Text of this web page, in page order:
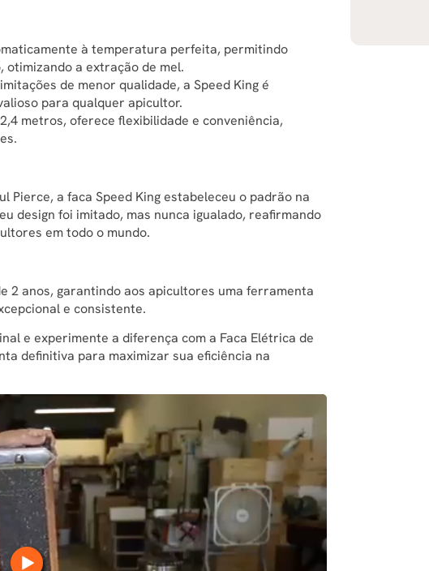
à temperatura perfeita, permitindo
a extração de mel.
de menor qualidade, a Speed King é
para qualquer apicultor.
metros, oferece flexibilidade e conveniência,
Pierce, a faca Speed King estabeleceu o padrão na
design foi imitado, mas nunca igualado, reafirmando
em todo o mundo.
2 anos, garantindo aos apicultores uma ferramenta
e consistente.
e experimente a diferença com a Faca Elétrica de
definitiva para maximizar sua eficiência na